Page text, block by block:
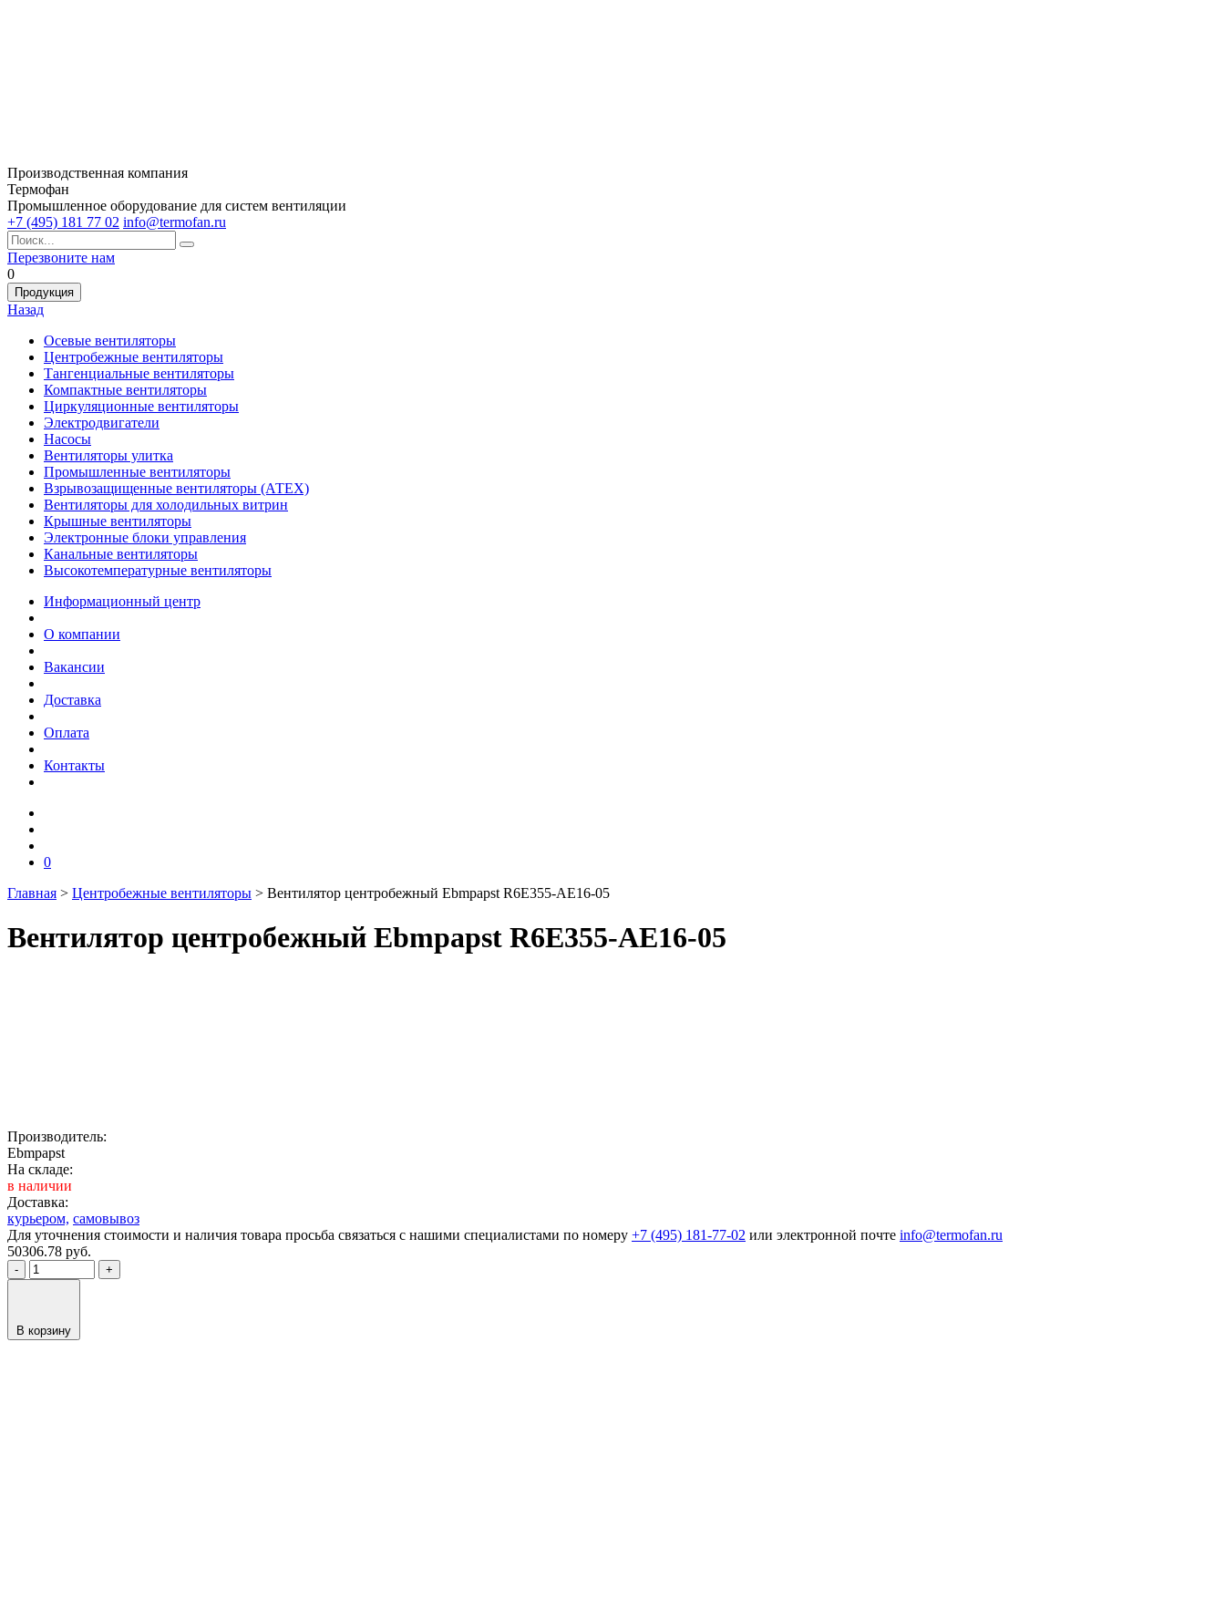
Производственная компания
Термофан
Промышленное оборудование для систем вентиляции
+7 (495) 181 77 02 info@termofan.ru
Перезвоните нам
0
Продукция
Назад
Осевые вентиляторы
Центробежные вентиляторы
Тангенциальные вентиляторы
Компактные вентиляторы
Циркуляционные вентиляторы
Электродвигатели
Насосы
Вентиляторы улитка
Промышленные вентиляторы
Взрывозащищенные вентиляторы (АТЕХ)
Вентиляторы для холодильных витрин
Крышные вентиляторы
Электронные блоки управления
Канальные вентиляторы
Высокотемпературные вентиляторы
Информационный центр
О компании
Вакансии
Доставка
Оплата
Контакты
0
Главная > Центробежные вентиляторы > Вентилятор центробежный Ebmpapst R6E355-AE16-05
Вентилятор центробежный Ebmpapst R6E355-AE16-05
Производитель:
Ebmpapst
На складе:
в наличии
Доставка:
курьером, самовывоз
Для уточнения стоимости и наличия товара просьба связаться с нашими специалистами по номеру +7 (495) 181-77-02 или электронной почте info@termofan.ru
50306.78 руб.
- +
В корзину